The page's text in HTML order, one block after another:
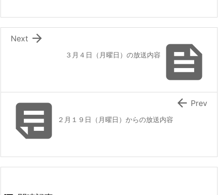

３月４日（月曜日）の放送内容

Next
 ２月１９日（月曜日）からの放送内容
 Prev